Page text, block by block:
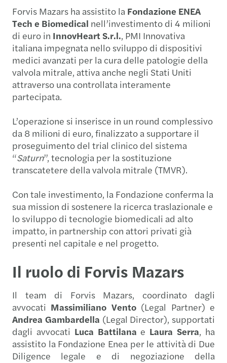
Forvis Mazars ha assistito la Fondazione ENEA
Tech e Biomedical nell’investimento di 4 milioni
di euro in InnovHeart S.r.l., PMI Innovativa
italiana impegnata nello sviluppo di dispositivi
medici avanzati per la cura delle patologie della
valvola mitrale, attiva anche negli Stati Uniti
attraverso una controllata interamente
partecipata.
L’operazione si inserisce in un round complessivo
da 8 milioni di euro, finalizzato a supportare il
proseguimento del trial clinico del sistema
“Saturn”, tecnologia per la sostituzione
transcatetere della valvola mitrale (TMVR).
Con tale investimento, la Fondazione conferma la
sua mission di sostenere la ricerca traslazionale e
lo sviluppo di tecnologie biomedicali ad alto
impatto, in partnership con attori privati già
presenti nel capitale e nel progetto.
Il ruolo di Forvis Mazars
Il team di Forvis Mazars, coordinato dagli
avvocati Massimiliano Vento(Legal Partner) e
Andrea Gambardella (Legal Director), supportati
dagli avvocati Luca Battilana e Laura Serra, ha
assistito la Fondazione Enea per le attività di Due
Diligence legale e di negoziazione della